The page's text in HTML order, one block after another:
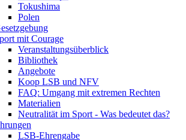
Tokushima
Polen
mit Courage
Veranstaltungsüberblick
Bibliothek
Angebote
Koop LSB und NFV
FAQ: Umgang mit extremen Rechten
Materialien
Neutralität im Sport - Was bedeutet das?
LSB-Ehrengabe